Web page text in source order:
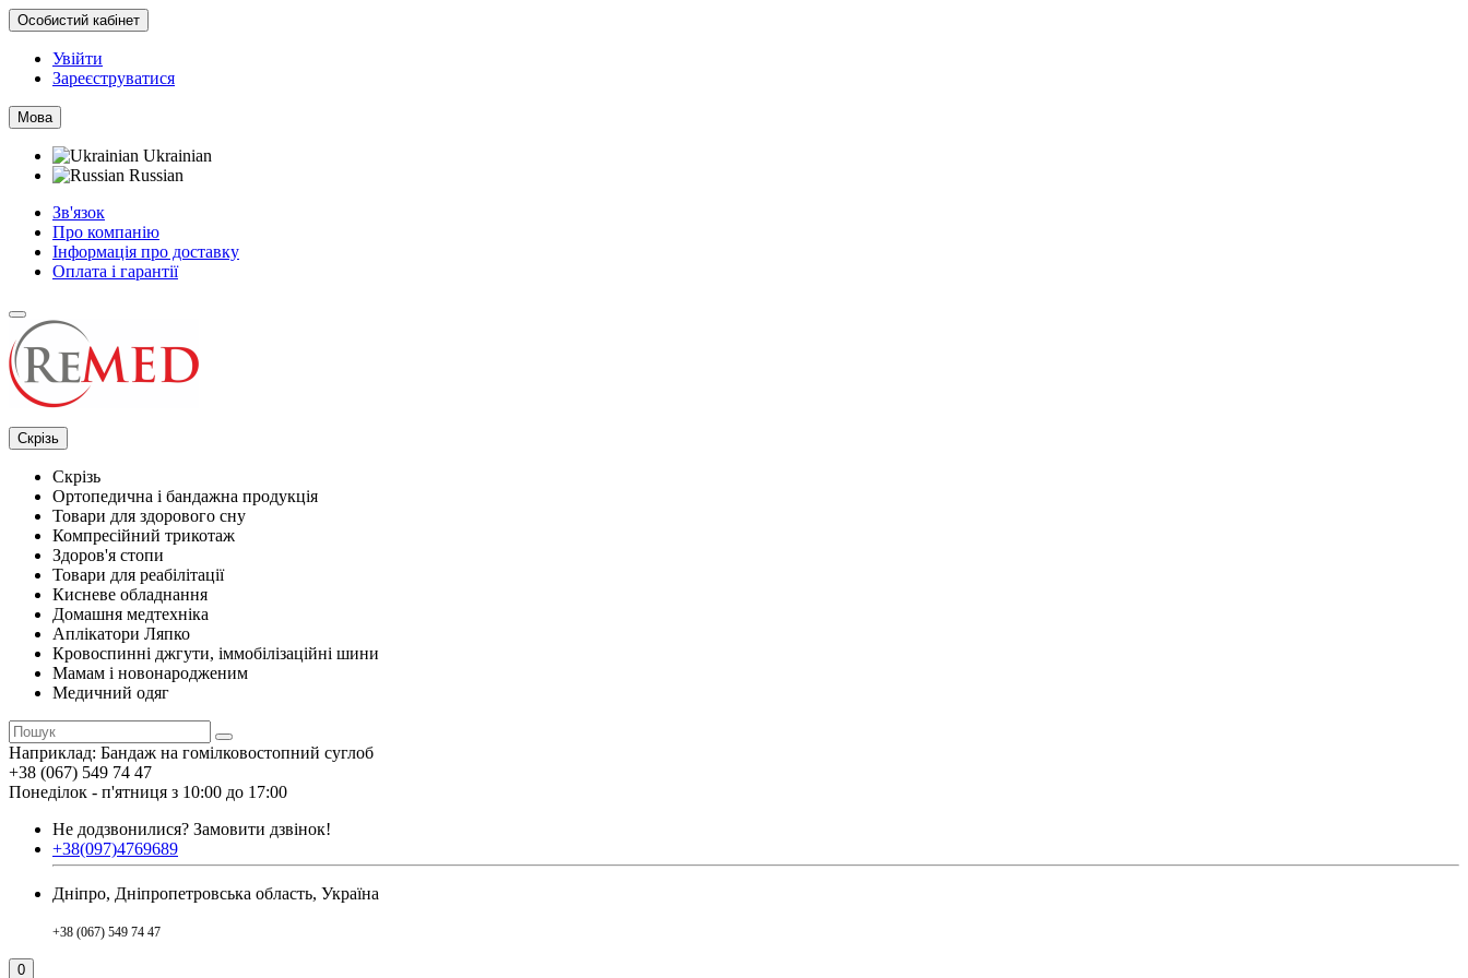
Особистий кабінет
Увійти
Зареєструватися
Мова
Ukrainian
Russian
Зв'язок
Про компанію
Інформація про доставку
Оплата і гарантії
Скрізь
Скрізь
Ортопедична і бандажна продукція
Товари для здорового сну
Компресійний трикотаж
Здоров'я стопи
Товари для реабілітації
Кисневе обладнання
Домашня медтехніка
Аплікатори Ляпко
Кровоспинні джгути, іммобілізаційні шини
Мамам і новонародженим
Медичний одяг
Наприклад: Бандаж на гомілковостопний суглоб
+38 (067) 549 74 47
Понеділок - п'ятниця з 10:00 до 17:00
Не додзвонилися? Замовити дзвінок!
+38(097)4769689
Дніпро, Дніпропетровська область, Україна
+38 (067) 549 74 47
0